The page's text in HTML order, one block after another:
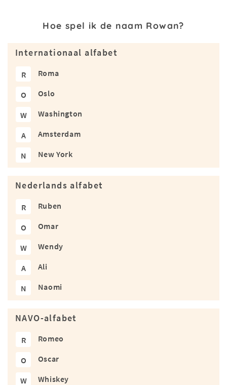
Hoe spel ik de naam Rowan?
Internationaal alfabet
R Roma
O Oslo
W Washington
A Amsterdam
N New York
Nederlands alfabet
R Ruben
O Omar
W Wendy
A Ali
N Naomi
NAVO-alfabet
R Romeo
O Oscar
W Whiskey